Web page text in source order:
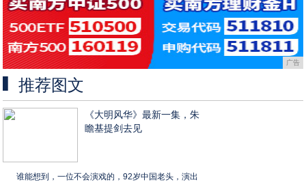
广告
推荐图文
《大明风华》最新一集，朱
瞻基提剑去见
谁能想到，一位不会演戏的，92岁中国老头，演出